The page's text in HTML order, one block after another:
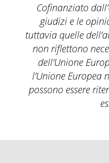
Cofinanziato
giudizi e le
tuttavia quelle
non riflettono
dell’Unione
l’Unione Europea
possono essere